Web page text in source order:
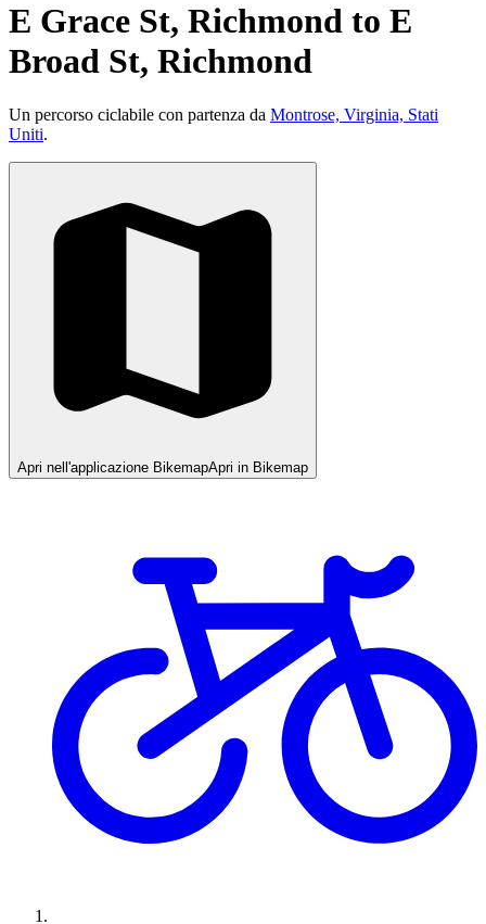
E Grace St, Richmond to E
Broad St, Richmond
Un percorso ciclabile con partenza da Montrose, Virginia, Stati
Uniti.
Apri nell'applicazione BikemapApri in Bikemap